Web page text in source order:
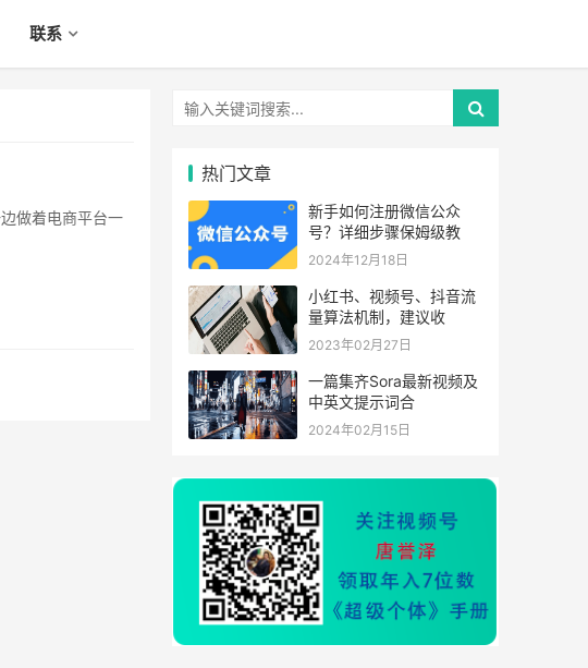
联系
热门文章
新手如何注册微信公众
号？详细步骤保姆级教
2024年12月18日
小红书、视频号、抖音流
量算法机制，建议收
2023年02月27日
一篇集齐Sora最新视频及
中英文提示词合
2024年02月15日